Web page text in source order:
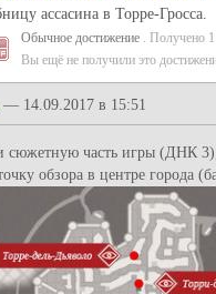
ассасина в Торре-Гросса.
Обычное достижение . Получено
Вы ещё не получили это
— 14.09.2017 в 15:51
сюжетную часть игры (ДНК
обзора в центре города